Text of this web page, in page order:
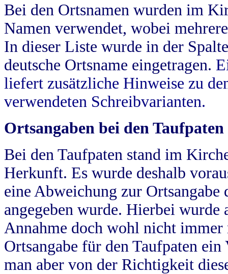
Bei den Ortsnamen wurden im
Namen verwendet, wobei
In dieser Liste wurde in der
deutsche Ortsname eingetragen.
liefert zusätzliche Hinweise zu
verwendeten Schreibvarianten.
Ortsangaben bei den Taufpaten
Bei den Taufpaten stand im
Herkunft. Es wurde deshalb
eine Abweichung zur
angegeben wurde. Hierbei wurde
Annahme doch wohl nicht
Ortsangabe für den Taufpaten
man aber von der Richtigkeit